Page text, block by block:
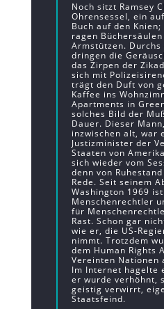
Noch sitzt Ramsey
Ohrensessel, ein
Buch auf den
ragen
Armstützen.
dringen die
das Zirpen der
sich mit
trägt den Duft von
Kaffee ins
Apartments in
solches Bild der
Dauer. Dieser
inzwischen alt, war
Justizminister der
Staaten von
sich wieder vom
denn von
Rede. Seit seinem
Washington 1969
Menschenrechtler
für
Rast. Schon gar
wie er, die US-
nimmt. Trotzdem
dem Human Rights
Vereinten Nationen
Im Internet hagelte
er wurde verhöhnt,
geistig verwirrt,
Staatsfeind.